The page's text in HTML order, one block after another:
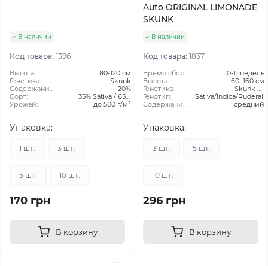
В наличии
Код товара: 1396
Высота
растения:
80-120 см
Генетика:
Skunk
Содержание
ТГК:
20%
Сорт:
35% Sativa / 65%
Indica
Урожай: до 500 г/м²
Упаковка:
1 шт. 3 шт.
5 шт. 10 шт.
170 грн
В корзину
Auto ORIGINAL LIMONADE
SKUNK
В наличии
Код товара: 1837
Время сбора
урожая в
открытом
грунте:
10-11 недель
Высота
растения:
60–160 см
Генетика:
Skunk #1
(оригинальный
фенотип Limonade)
Генотип:
Sativa/Indica/Ruderalis
Содержание
средний
Упаковка:
3 шт. 5 шт.
10 шт.
296 грн
В корзину